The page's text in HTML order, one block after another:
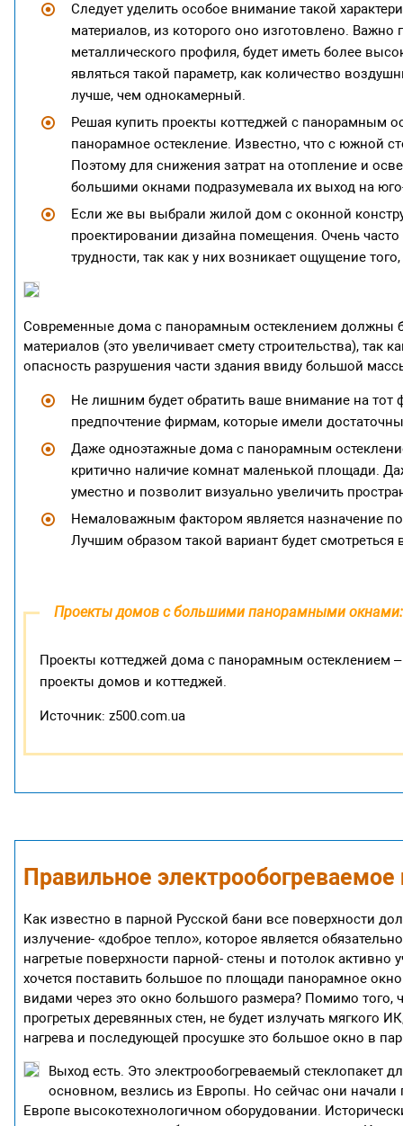
Следует уделить особое внимание такой
материалов, из которого оно изготовлено. Важно
металлического профиля, будет иметь более
являться такой параметр, как количество
лучше, чем однокамерный.
Решая купить проекты коттеджей с панорамным
панорамное остекление. Известно, что с южной
Поэтому для снижения затрат на отопление и
большими окнами подразумевала их выход на
Если же вы выбрали жилой дом с оконной
проектировании дизайна помещения. Очень
трудности, так как у них возникает ощущение
Современные дома с панорамным остеклением должны
материалов (это увеличивает смету строительства), так
опасность разрушения части здания ввиду большой
Не лишним будет обратить ваше внимание на тот
предпочтение фирмам, которые имели
Даже одноэтажные дома с панорамным
критично наличие комнат маленькой площади.
уместно и позволит визуально увеличить
Немаловажным фактором является назначение
Лучшим образом такой вариант будет
Проекты домов с большими панорамными
Проекты коттеджей дома с панорамным остеклением
проекты домов и коттеджей.
Источник: z500.com.ua
Правильное
Как известно в парной Русской бани все поверхности
излучение- «доброе тепло», которое является
нагретые поверхности парной- стены и потолок
хочется поставить большое по площади панорамное
видами через это окно большого размера? Помимо того,
прогретых деревянных стен, не будет излучать мягкого
нагрева и последующей просушке это большое окно в
Выход есть. Это электрообогреваемый стеклопакет
основном, везлись из Европы. Но сейчас они
Европе высокотехнологичном оборудовании.